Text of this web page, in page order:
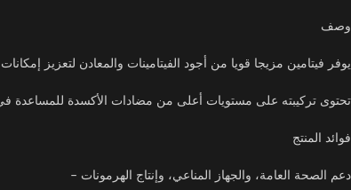
وصف
يوفر فيتامين مزيجا قويا من أجود الفيتامينات والمعادن لتعزيز
تحتوى تركيبته على مستويات أعلى من مضادات الأكسدة للمساعدة في
فوائد المنتج
دعم الصحة العامة، والجهاز المناعي، وإنتاج الهرمونات –